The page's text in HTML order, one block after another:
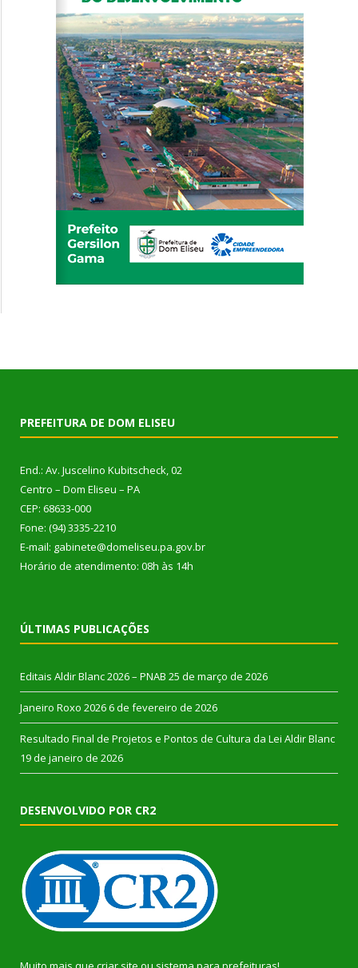
PREFEITURA DE DOM ELISEU
End.: Av. Juscelino Kubitscheck, 02
Centro – Dom Eliseu – PA
CEP: 68633-000
Fone: (94) 3335-2210
E-mail: gabinete@domeliseu.pa.gov.br
Horário de atendimento: 08h às 14h
ÚLTIMAS PUBLICAÇÕES
Editais Aldir Blanc 2026 – PNAB 25 de março de 2026
Janeiro Roxo 2026 6 de fevereiro de 2026
Resultado Final de Projetos e Pontos de Cultura da Lei Aldir Blanc
19 de janeiro de 2026
DESENVOLVIDO POR CR2